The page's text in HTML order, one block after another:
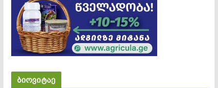
ბიოვიტაე